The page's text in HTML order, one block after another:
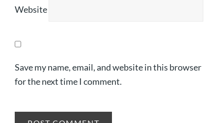
Website
Save my name, email, and website in this browser
for the next time I comment.